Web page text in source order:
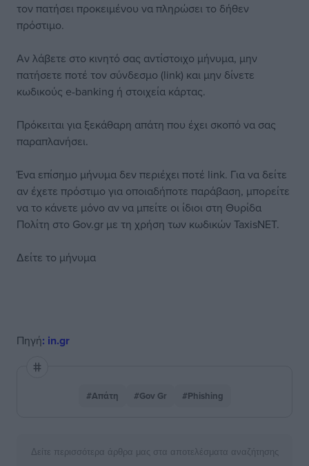
τον πατήσει προκειμένου να πληρώσει το δήθεν
πρόστιμο.
Αν λάβετε στο κινητό σας αντίστοιχο μήνυμα, μην
πατήσετε ποτέ τον σύνδεσμο (link) και μην δίνετε
κωδικούς e-banking ή στοιχεία κάρτας.
Πρόκειται για ξεκάθαρη απάτη που έχει σκοπό να σας
παραπλανήσει.
Ένα επίσημο μήνυμα δεν περιέχει ποτέ link. Για να δείτε
αν έχετε πρόστιμο για οποιαδήποτε παράβαση, μπορείτε
να το κάνετε μόνο αν να μπείτε οι ίδιοι στη Θυρίδα
Πολίτη στο Gov.gr με τη χρήση των κωδικών TaxisNET.
Δείτε το μήνυμα
Πηγή: in.gr
#Απάτη #Gov Gr #Phishing
Δείτε περισσότερα άρθρα μας στα αποτελέσματα αναζήτησης